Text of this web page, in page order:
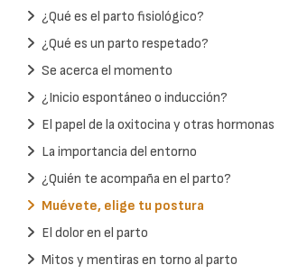
¿Qué es el parto fisiológico?
¿Qué es un parto respetado?
Se acerca el momento
¿Inicio espontáneo o inducción?
El papel de la oxitocina y otras hormonas
La importancia del entorno
¿Quién te acompaña en el parto?
Muévete, elige tu postura
El dolor en el parto
Mitos y mentiras en torno al parto